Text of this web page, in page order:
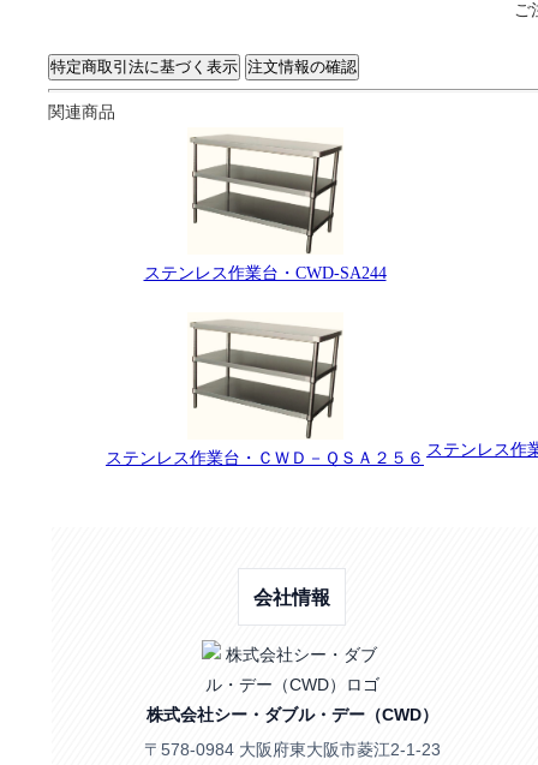
ご
関連商品
ステンレス作業台・CWD-SA244
ステンレス作業台・ＣＷＤ－ＱＳＡ２５６ ステンレス作
会社情報
株式会社シー・ダブル・デー（CWD）
〒578-0984 大阪府東大阪市菱江2-1-23